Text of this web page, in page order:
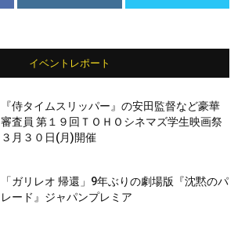
イベントレポート
『侍タイムスリッパー』の安田監督など豪華
審査員 第１９回ＴＯＨＯシネマズ学生映画祭
３月３０日(月)開催
「ガリレオ 帰還」9年ぶりの劇場版『沈黙のパ
レード』ジャパンプレミア